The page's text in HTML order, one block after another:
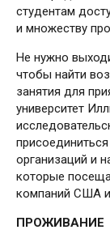
студентам
и множеству
Не нужно
чтобы найти
занятия для
университет
организаций и
которые
компаний США
ПРОЖИВАНИЕ